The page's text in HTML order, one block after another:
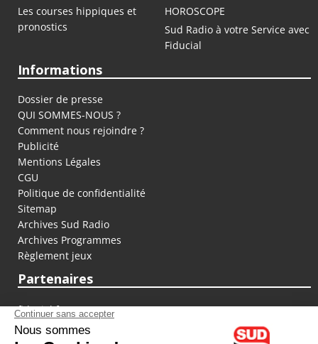
Les courses hippiques et
pronostics
HOROSCOPE
Sud Radio à votre Service avec
Fiducial
Informations
Dossier de presse
QUI SOMMES-NOUS ?
Comment nous rejoindre ?
Publicité
Mentions Légales
CGU
Politique de confidentialité
Sitemap
Archives Sud Radio
Archives Programmes
Règlement jeux
Partenaires
fiducial.fr
lyoncapitale.fr